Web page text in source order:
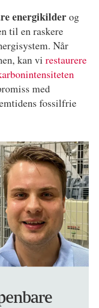
energikilderog
til en raskere
Når
kan vi restaurere
med
fossilfrie